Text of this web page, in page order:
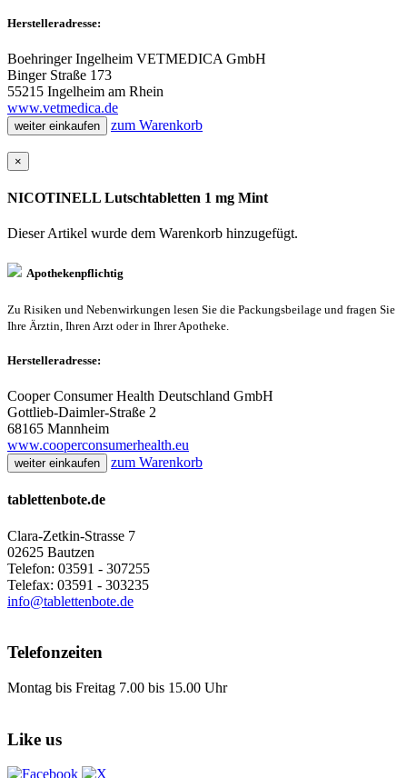
Herstelleradresse:
Boehringer Ingelheim VETMEDICA GmbH
Binger Straße 173
55215 Ingelheim am Rhein
www.vetmedica.de
weiter einkaufen zum Warenkorb
×
NICOTINELL Lutschtabletten 1 mg Mint
Dieser Artikel wurde dem Warenkorb hinzugefügt.
Apothekenpflichtig
Zu Risiken und Nebenwirkungen lesen Sie die Packungsbeilage und fragen Sie
Ihre Ärztin, Ihren Arzt oder in Ihrer Apotheke.
Herstelleradresse:
Cooper Consumer Health Deutschland GmbH
Gottlieb-Daimler-Straße 2
68165 Mannheim
www.cooperconsumerhealth.eu
weiter einkaufen zum Warenkorb
tablettenbote.de
Clara-Zetkin-Strasse 7
02625 Bautzen
Telefon: 03591 - 307255
Telefax: 03591 - 303235
info@tablettenbote.de
Telefonzeiten
Montag bis Freitag 7.00 bis 15.00 Uhr
Like us